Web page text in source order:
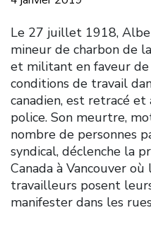
Le 27 juillet 1918,
mineur de charbon de
et militant en faveur de
conditions de travail
canadien, est retracé
police. Son meurtre,
nombre de personnes
syndical, déclenche la
Canada à Vancouver
travailleurs posent
manifester dans les